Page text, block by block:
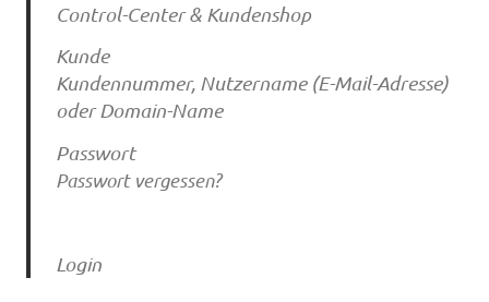
Control-Center & Kundenshop
Kunde
Kundennummer, Nutzername (E-Mail-Adresse)
oder Domain-Name
Passwort
Passwort vergessen?
Login